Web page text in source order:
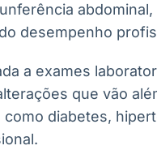
desempenho
a exames
que vão
diabetes,